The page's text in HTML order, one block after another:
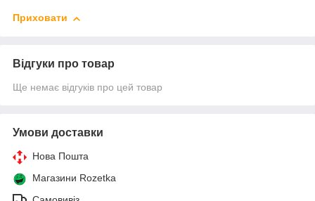
Приховати
Відгуки про товар
Ще немає відгуків про цей товар
Умови доставки
Нова Пошта
Магазини Rozetka